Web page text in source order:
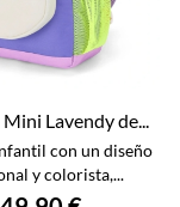
Lavendy de...
con un diseño
y colorista,...